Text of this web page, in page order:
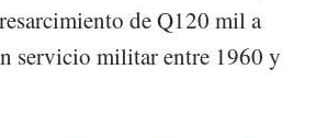
de Q120 mil a
servicio militar entre 1960 y